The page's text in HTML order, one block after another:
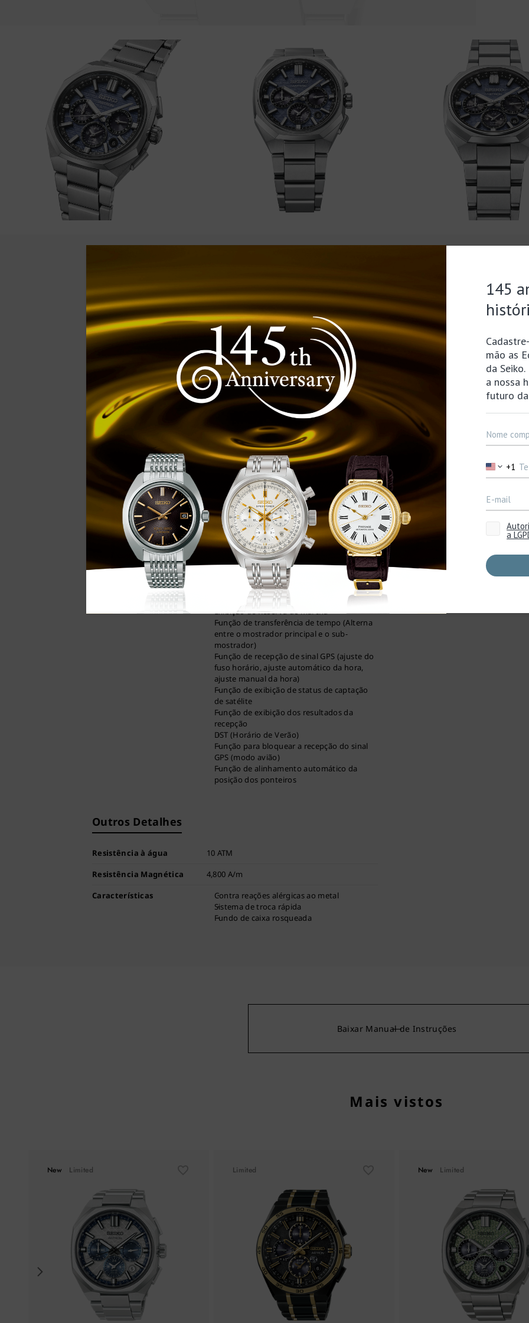
Movimento
Calibre
5X63
Tipo de Movimento
GPS solar
Precisão
± 15 segundos por mês (sem receber sinal de
GPS e a temperaturas entre 5℃ e 35℃)
Autonomia
Funciona por aprox. 6 meses (quando
totalmente carregado), economia de energia:
aprox. 2 anos
Rubis
Funções
Função de prevenção de sobrecarga
Função de economia de energia
Cronógrafo de até 24 horas em incrementos
de 1/20 de segundo
Calendário perpétuo até 28 de fevereiro de
2100
Função de hora mundial (38 cidades)
Função de fuso horário
Visor de data
Exibição de Reserva de marcha
Função de transferência de tempo (Alterna
entre o mostrador principal e o sub-
mostrador)
Função de recepção de sinal GPS (ajuste do
fuso horário, ajuste automático da hora,
ajuste manual da hora)
Função de exibição de status de captação
de satélite
Função de exibição dos resultados da
recepção
DST (Horário de Verão)
Função para bloquear a recepção do sinal
GPS (modo avião)
Função de alinhamento automático da
posição dos ponteiros
Caixa/Bracelete
Tamanho de Caixa
Material do Vidro
Fecho
Distância entre as asas
Outros Detalhes
Resistência à água
10 ATM
Resistência Magnética
4,800 A/m
Características
Contra reações alérgicas ao metal
Sistema de troca rápida
Fundo de caixa rosqueada
Baixar Manual de Instruções
Mais vistos
New Limited Limited New Limited